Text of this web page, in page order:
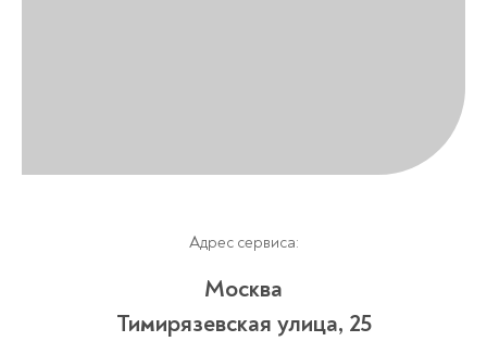
Адрес сервиса:
Москва
Тимирязевская улица, 25